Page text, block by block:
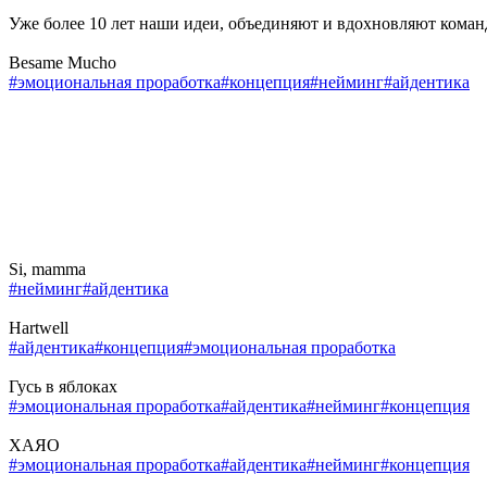
Уже более 10 лет наши идеи, объединяют и вдохновляют
Besame Mucho
#эмоциональная проработка#концепция#нейминг#айдентика
Si, mamma
#нейминг#айдентика
Hartwell
#айдентика#концепция#эмоциональная проработка
Гусь в яблоках
#эмоциональная проработка#айдентика#нейминг#концепция
ХАЯО
#эмоциональная проработка#айдентика#нейминг#концепция